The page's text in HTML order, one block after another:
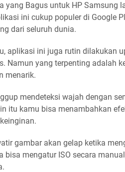
yang Bagus untuk HP Samsung
ini cukup populer di Google
dari seluruh dunia.
aplikasi ini juga rutin dilakukan
Namun yang terpenting adalah
menarik.
mendeteksi wajah dengan
itu kamu bisa menambahkan
gambar akan gelap ketika
bisa mengatur ISO secara